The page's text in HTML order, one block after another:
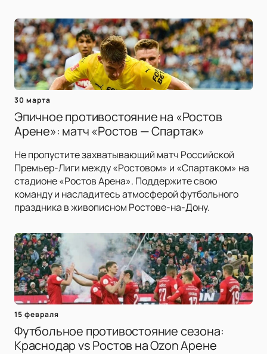
30 марта
Эпичное противостояние на «Ростов
Арене»: матч «Ростов — Спартак»
Не пропустите захватывающий матч Российской
Премьер-Лиги между «Ростовом» и «Спартаком» на
стадионе «Ростов Арена». Поддержите свою
команду и насладитесь атмосферой футбольного
праздника в живописном Ростове-на-Дону.
15 февраля
Футбольное противостояние сезона:
Краснодар vs Ростов на Ozon Арене